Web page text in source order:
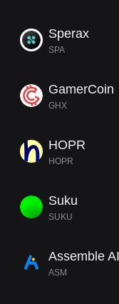
Sperax
SPA
GamerCoin
GHX
HOPR
HOPR
Suku
SUKU
Assemble AI
ASM